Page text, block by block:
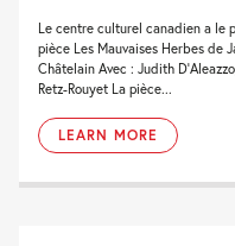
Le centre culturel canadien a le
pièce Les Mauvaises Herbes de
Châtelain Avec : Judith
Retz-Rouyet La pièce...
LEARN MORE